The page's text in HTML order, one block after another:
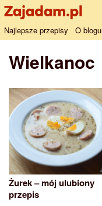
Najlepsze przepisy O blogu
Wielkanoc
Żurek – mój ulubiony
przepis